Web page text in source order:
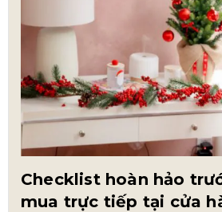
Checklist hoàn hảo
mua trực tiếp tại cửa